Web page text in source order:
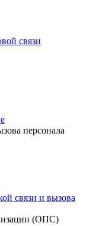
связи
персонала
связи и вызова
(ОПС)